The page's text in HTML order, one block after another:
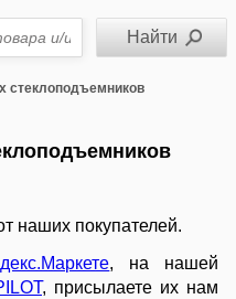
стеклоподъемников
наших покупателей.
, на нашей
, присылаете их нам